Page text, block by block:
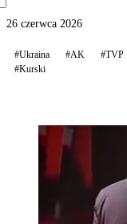
26 czerwca 2026
#Ukraina #AK #TVP
#Kurski